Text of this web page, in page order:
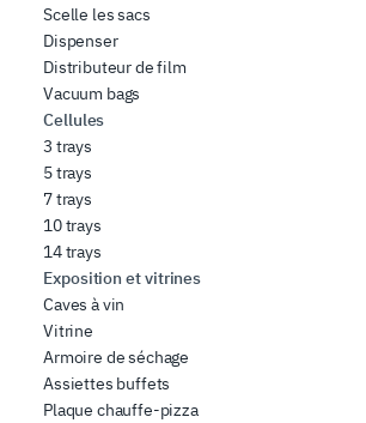
Scelle les sacs
Dispenser
Distributeur de film
Vacuum bags
Cellules
3 trays
5 trays
7 trays
10 trays
14 trays
Exposition et vitrines
Caves à vin
Vitrine
Armoire de séchage
Assiettes buffets
Plaque chauffe-pizza